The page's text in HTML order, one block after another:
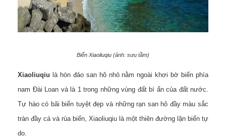
Biển Xiaoliuqiu (ảnh: sưu tầm)
Xiaoliuqiu là hòn đảo san hô nhỏ nằm ngoài khơi bờ biển phía
nam Đài Loan và là 1 trong những vùng đất bí ẩn của đất nước.
Tự hào có bãi biển tuyệt đẹp và những rạn san hô đầy màu sắc
tràn đầy cá và rùa biển, Xiaoliuqiu là một thiên đường lặn biển tự
do.